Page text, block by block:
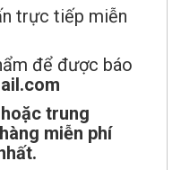
trực tiếp miễn
để được báo
trung
miễn phí